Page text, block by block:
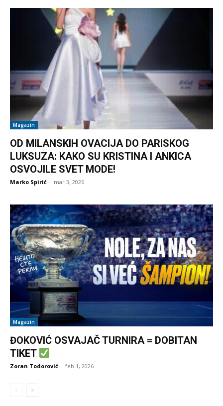
Magazin
OD MILANSKIH OVACIJA DO PARISKOG
LUKSUZA: KAKO SU KRISTINA I ANKICA
OSVOJILE SVET MODE!
Marko Spirić - mar 3, 2026
Magazin
ĐOKOVIĆ OSVAJAČ TURNIRA = DOBITAN
TIKET
Zoran Todorović - feb 1, 2026